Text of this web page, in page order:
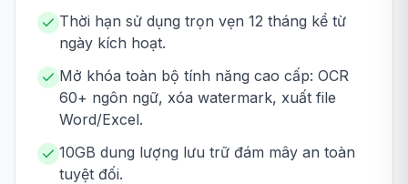
Thời hạn sử dụng trọn vẹn 12 tháng kể từ
ngày kích hoạt.
Mở khóa toàn bộ tính năng cao cấp: OCR
60+ ngôn ngữ, xóa watermark, xuất file
Word/Excel.
10GB dung lượng lưu trữ đám mây an toàn
tuyệt đối.